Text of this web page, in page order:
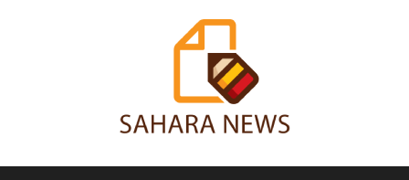
Sahara